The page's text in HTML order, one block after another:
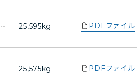
25,595kg
PDFファイル
25,575kg
PDFファイル